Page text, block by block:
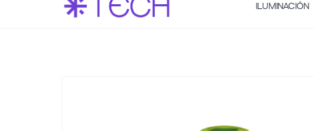
ILUMINACIÓN